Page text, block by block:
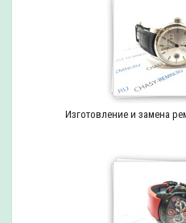
Изготовление и замена